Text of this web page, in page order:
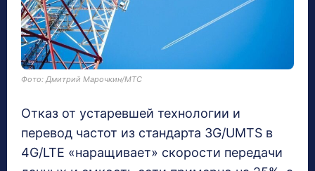
Фото: Дмитрий Марочкин/МТС
Отказ от устаревшей технологии и
перевод частот из стандарта 3G/UMTS в
4G/LTE «наращивает» скорости передачи